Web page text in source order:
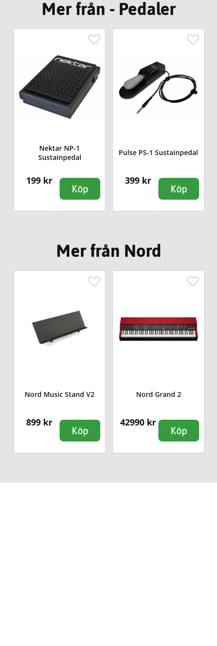
Mer från - Pedaler
Nektar NP-1
Sustainpedal
199 kr
Köp
Pulse PS-1 Sustainpedal
399 kr
Köp
Mer från Nord
Nord Music Stand V2
899 kr
Köp
Nord Grand 2
42990 kr
Köp